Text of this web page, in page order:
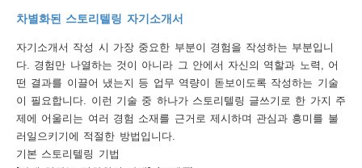
차별화된 스토리텔링 자기소개서
자기소개서 작성 시 가장 중요한 부분이 경험을 작성하는 부분입니
다. 경험만 나열하는 것이 아니라 그 안에서 자신의 역할과 노력, 어
떤 결과를 이끌어 냈는지 등 업무 역량이 돋보이도록 작성하는 기술
이 필요합니다. 이런 기술 중 하나가 스토리텔링 글쓰기로 한 가지 주
제에 어울리는 여러 경험 소재를 근거로 제시하며 관심과 흥미를 불
러일으키기에 적절한 방법입니다.
기본 스토리텔링 기법
내